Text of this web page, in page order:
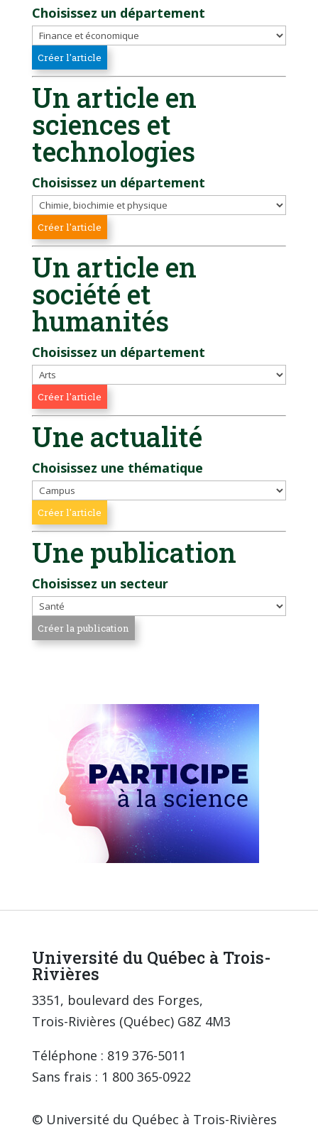
Choisissez un département
Un article en
sciences et
technologies
Choisissez un département
Un article en
société et
humanités
Choisissez un département
Une actualité
Choisissez une thématique
Une publication
Choisissez un secteur
Université du Québec à Trois-
Rivières
3351, boulevard des Forges,
Trois-Rivières (Québec) G8Z 4M3
Téléphone : 819 376-5011
Sans frais : 1 800 365-0922
© Université du Québec à Trois-Rivières